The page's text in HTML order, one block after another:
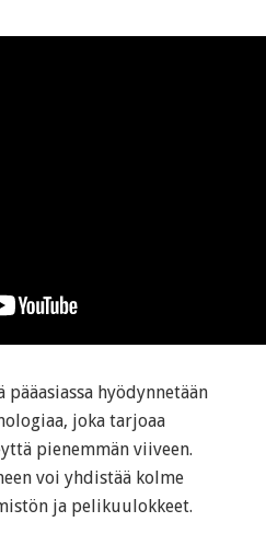
pääasiassa hyödynnetään
joka tarjoaa
pienemmän viiveen.
voi yhdistää kolme
ja pelikuulokkeet.